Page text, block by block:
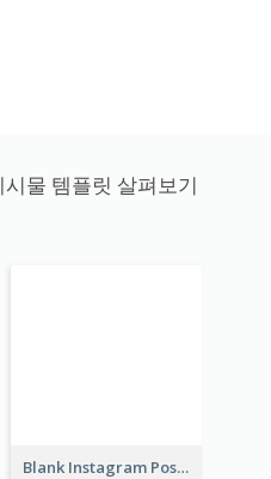
물 템플릿 살펴보기
Blank Instagram Post